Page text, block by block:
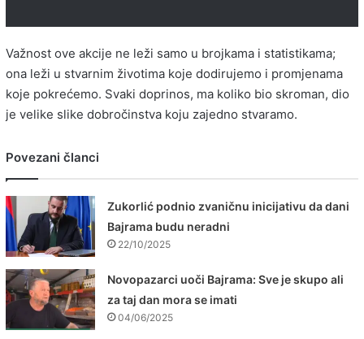
Važnost ove akcije ne leži samo u brojkama i statistikama;
ona leži u stvarnim životima koje dodirujemo i promjenama
koje pokrećemo. Svaki doprinos, ma koliko bio skroman, dio
je velike slike dobročinstva koju zajedno stvaramo.
Povezani članci
Zukorlić podnio zvaničnu inicijativu da dani
Bajrama budu neradni
22/10/2025
Novopazarci uoči Bajrama: Sve je skupo ali
za taj dan mora se imati
04/06/2025